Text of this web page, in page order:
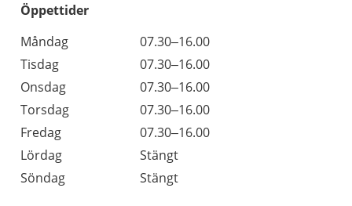
Öppettider
Dag
Öppettider
Kommentarer
Måndag
07.30–16.00
Tisdag
07.30–16.00
Onsdag
07.30–16.00
Torsdag
07.30–16.00
Fredag
07.30–16.00
Lördag
Stängt
Söndag
Stängt